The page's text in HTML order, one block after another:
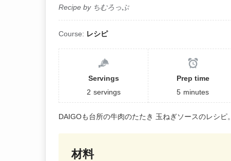
Recipe by ちむろっぷ
Course: レシピ
Servings
2 servings
Prep time
5 minutes
DAIGOも台所の牛肉のたたき 玉ねぎソースのレシピ。
材料